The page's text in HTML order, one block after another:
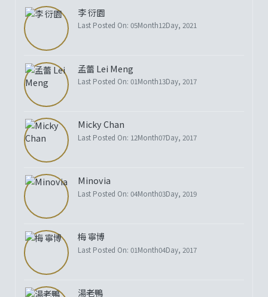
李 衍園
Last Posted On: 05Month12Day, 2021
孟蕾 Lei Meng
Last Posted On: 01Month13Day, 2017
Micky Chan
Last Posted On: 12Month07Day, 2017
Minovia
Last Posted On: 04Month03Day, 2019
梅 寧博
Last Posted On: 01Month04Day, 2017
湯老鴨